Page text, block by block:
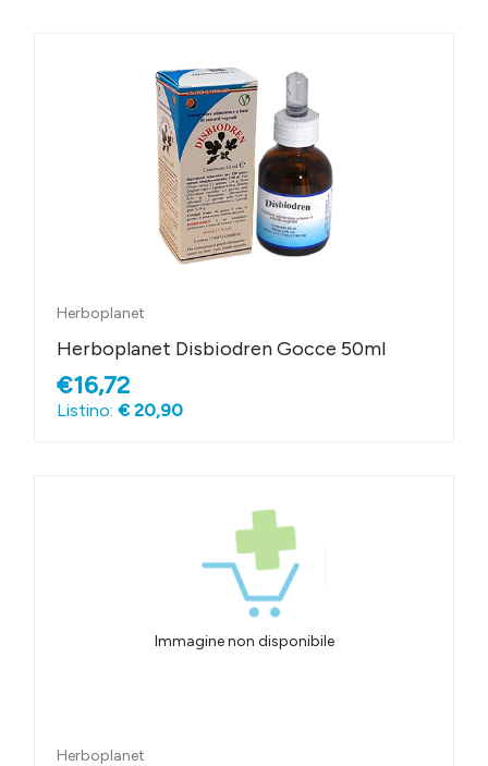
Herboplanet
Herboplanet Disbiodren Gocce 50ml
€16,72
Listino: € 20,90
Immagine non disponibile
Herboplanet